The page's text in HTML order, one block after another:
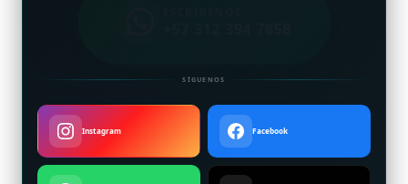
SÍGUENOS
Instagram Facebook